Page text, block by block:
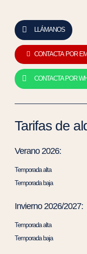
LLÁMANOS
CONTACTA POR
CONTACTA POR
Tarifas de
Verano 2026:
Temporada alta
Temporada baja
Invierno 2026/2027:
Temporada alta
Temporada baja